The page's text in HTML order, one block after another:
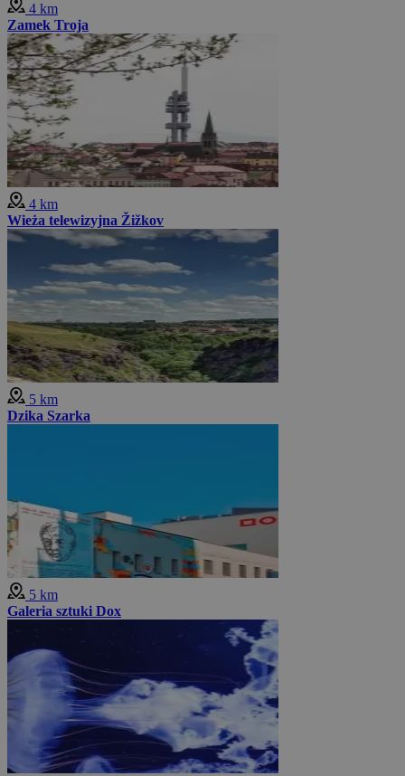
4 km
Zamek Troja
4 km
Wieża telewizyjna Žižkov
5 km
Dzika Szarka
5 km
Galeria sztuki Dox